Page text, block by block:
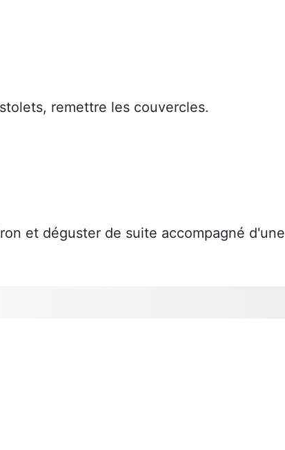
remettre les couvercles.
et déguster de suite accompagné d'une